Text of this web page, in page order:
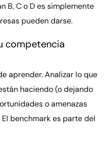
B, C o D es simplemente
pueden darse.
competencia
aprender. Analizar lo que
haciendo (o dejando
o amenazas
benchmark es parte del